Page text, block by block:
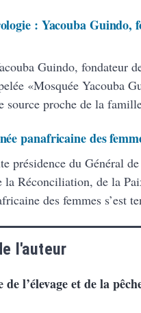
: Yacouba Guindo,
Guindo, fondateur
«Mosquée Yacouba
source proche de la
panafricaine des
présidence du Général
la Réconciliation, de la
des femmes s’est
l'auteur
l’élevage et de la